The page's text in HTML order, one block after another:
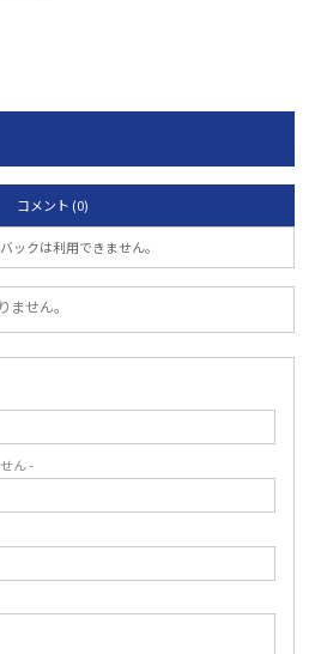
コメント (0)
ックは利用できません。
せん。
ん -